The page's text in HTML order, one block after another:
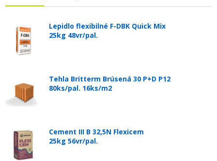
Lepidlo flexibilné F-DBK Quick Mix
25kg 48vr/pal.
Tehla Britterm Brúsená 30 P+D P12
80ks/pal. 16ks/m2
Cement III B 32,5N Flexicem
25kg 56vr/pal.